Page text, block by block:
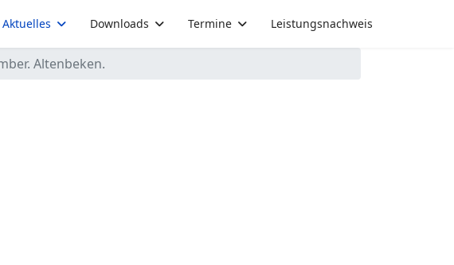
Aktuelles Downloads Termine Leistungsnachweis
Altenbeken.